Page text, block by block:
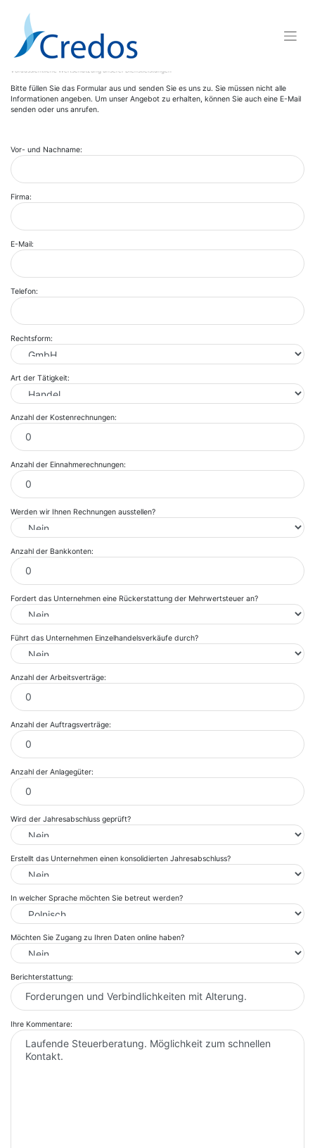
content
Rechner
Voraussichtliche Wertschätzung unserer Dienstleistungen
Bitte füllen Sie das Formular aus und senden Sie es uns zu. Sie müssen nicht alle
Informationen angeben. Um unser Angebot zu erhalten, können Sie auch eine E-Mail
senden oder uns anrufen.
Vor- und Nachname:
Firma:
E-Mail:
Telefon:
Rechtsform:
Art der Tätigkeit:
Anzahl der Kostenrechnungen:
Anzahl der Einnahmerechnungen:
Werden wir Ihnen Rechnungen ausstellen?
Anzahl der Bankkonten:
Fordert das Unternehmen eine Rückerstattung der Mehrwertsteuer an?
Führt das Unternehmen Einzelhandelsverkäufe durch?
Anzahl der Arbeitsverträge:
Anzahl der Auftragsverträge:
Anzahl der Anlagegüter:
Wird der Jahresabschluss geprüft?
Erstellt das Unternehmen einen konsolidierten Jahresabschluss?
In welcher Sprache möchten Sie betreut werden?
Möchten Sie Zugang zu Ihren Daten online haben?
Berichterstattung:
Ihre Kommentare: